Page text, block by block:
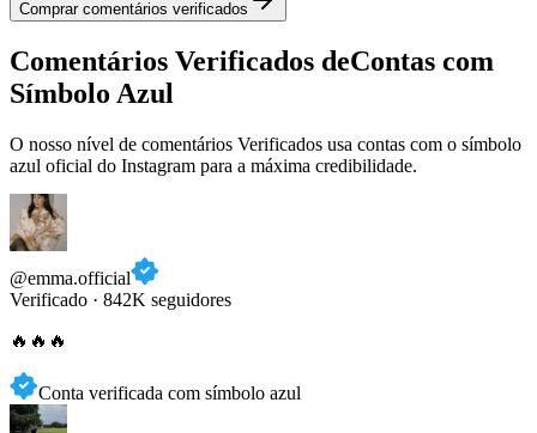
Símbolo Azul
azul oficial do Instagram para a máxima credibilidade.
@emma.official
Verificado · 842K seguidores
🔥🔥🔥